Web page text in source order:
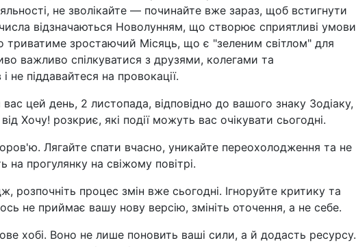
не зволікайте — починайте вже зараз, щоб встигнути
відзначаються Новолунням, що створює сприятливі умови
триватиме зростаючий Місяць, що є "зеленим світлом" для
важливо спілкуватися з друзями, колегами та
не піддавайтеся на провокації.
цей день, 2 листопада, відповідно до вашого знаку Зодіаку,
Хочу! розкриє, які події можуть вас очікувати сьогодні.
Лягайте спати вчасно, уникайте переохолодження та не
на прогулянку на свіжому повітрі.
розпочніть процес змін вже сьогодні. Ігноруйте критику та
не приймає вашу нову версію, змініть оточення, а не себе.
хобі. Воно не лише поновить ваші сили, а й додасть ресурсу.